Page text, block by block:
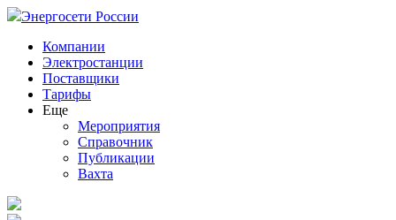
Энергосети России
Компании
Электростанции
Поставщики
Тарифы
Еще
Мероприятия
Справочник
Публикации
Вахта